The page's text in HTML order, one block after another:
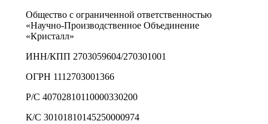
Общество с ограниченной ответственностью
«Научно-Производственное Объединение
«Кристалл»
ИНН/КПП 2703059604/270301001
ОГРН 1112703001366
Р/С 40702810110000330200
К/С 30101810145250000974